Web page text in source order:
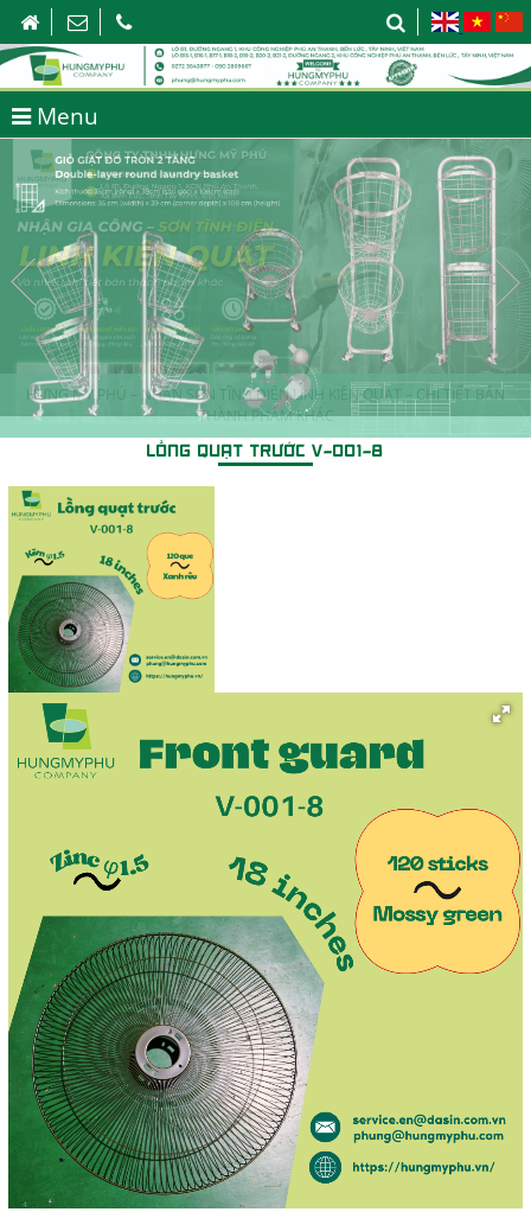
Menu
HƯNG MỸ PHÚ – NHẬN SƠN TĨNH ĐIỆN LINH KIỆN QUẠT – CHI TIẾT BÁN
THÀNH PHẨM KHÁC
LỒNG QUẠT TRƯỚC V-001-8